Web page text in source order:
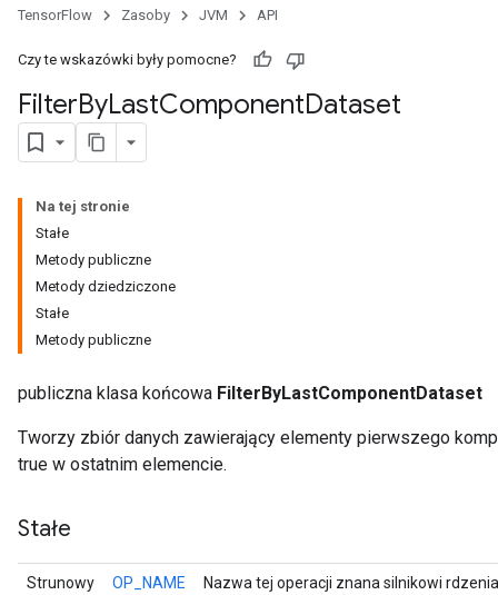
TensorFlow Zasoby JVM API
Czy te wskazówki były pomocne?
FilterByLastComponentDataset
Na tej stronie
Stałe
Metody publiczne
Metody dziedziczone
Stałe
Metody publiczne
publiczna klasa końcowa FilterByLastComponentDataset
Tworzy zbiór danych zawierający elementy pierwszego
true w ostatnim elemencie.
Stałe
Strunowy OP_NAME Nazwa tej operacji znana silnikowi